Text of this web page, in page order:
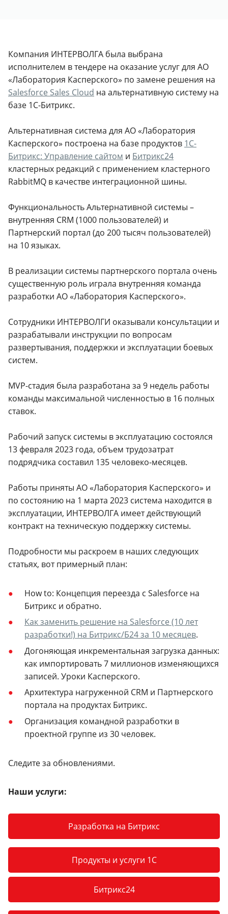
Компания ИНТЕРВОЛГА была выбрана
исполнителем в тендере на оказание услуг для АО
«Лаборатория Касперского» по замене решения на
Salesforce Sales Cloud на альтернативную систему на
базе 1С-Битрикс.
Альтернативная система для АО «Лаборатория
Касперского» построена на базе продуктов 1С-
Битрикс: Управление сайтом и Битрикс24
кластерных редакций с применением кластерного
RabbitMQ в качестве интеграционной шины.
Функциональность Альтернативной системы –
внутренняя CRM (1000 пользователей) и
Партнерский портал (до 200 тысяч пользователей)
на 10 языках.
В реализации системы партнерского портала очень
существенную роль играла внутренняя команда
разработки АО «Лаборатория Касперского».
Cотрудники ИНТЕРВОЛГИ оказывали консультации и
разрабатывали инструкции по вопросам
развертывания, поддержки и эксплуатации боевых
систем.
MVP-стадия была разработана за 9 недель работы
команды максимальной численностью в 16 полных
ставок.
Рабочий запуск системы в эксплуатацию состоялся
13 февраля 2023 года, объем трудозатрат
подрядчика составил 135 человеко-месяцев.
Работы приняты АО «Лаборатория Касперского» и
по состоянию на 1 марта 2023 система находится в
эксплуатации, ИНТЕРВОЛГА имеет действующий
контракт на техническую поддержку системы.
Подробности мы раскроем в наших следующих
статьях, вот примерный план:
How to: Концепция переезда с Salesforce на
Битрикс и обратно.
Как заменить решение на Salesforce (10 лет
разработки!) на Битрикс/Б24 за 10 месяцев.
Догоняющая инкрементальная загрузка данных:
как импортировать 7 миллионов изменяющихся
записей. Уроки Касперского.
Архитектура нагруженной CRM и Партнерского
портала на продуктах Битрикс.
Организация командной разработки в
проектной группе из 30 человек.
Следите за обновлениями.
Наши услуги:
Разработка на Битрикс
Продукты и услуги 1С
Битрикс24